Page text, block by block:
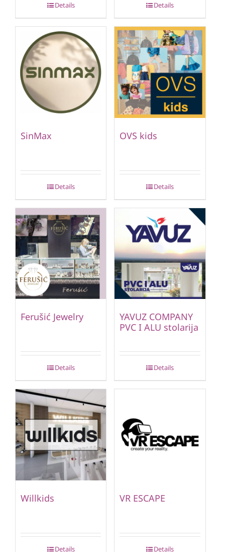
Details Details
SinMax
Details
OVS kids
Details
Ferušić Jewelry
Details
YAVUZ COMPANY
PVC I ALU stolarija
Details
Willkids
Details
VR ESCAPE
Details